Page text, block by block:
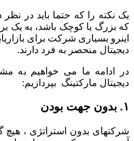
یک نکته را که حتما باید در
که بزرگ یا کوچک باشد، به یک
اینرو بسیاری شرکت برای
دیجیتال منحصر به فرد دارند.
در ادامه ما می خواهیم به
دیجیتال مارکتینگ بپردازیم:
۱. بدون جهت بودن
شرکتهای بدون استراتژی ،